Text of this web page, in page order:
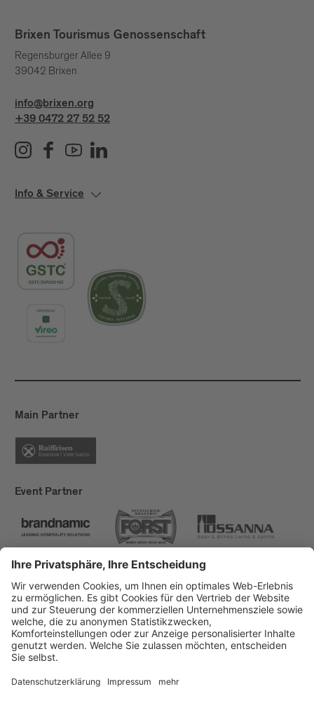
Brixen Tourismus Genossenschaft
Regensburger Allee 9
39042 Brixen
info@brixen.org
+39 0472 27 52 52
Info & Service
Main Partner
Event Partner
Brixen Tourismus
Privacy
Impressum
Förderungen